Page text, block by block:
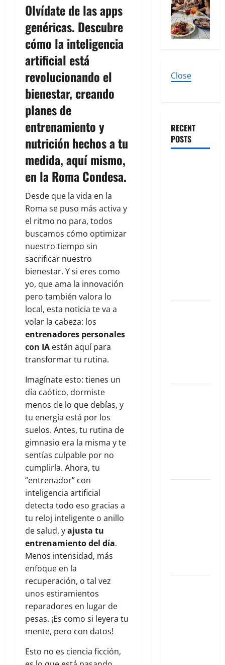
Olvídate de las apps
genéricas. Descubre
cómo la inteligencia
artificial está
revolucionando el
bienestar, creando
planes de
entrenamiento y
nutrición hechos a tu
medida, aquí mismo,
en la Roma Condesa.
Desde que la vida en la
Roma se puso más activa y
el ritmo no para, todos
buscamos cómo optimizar
nuestro tiempo sin
sacrificar nuestro
bienestar. Y si eres como
yo, que ama la innovación
pero también valora lo
local, esta noticia te va a
volar la cabeza: los
entrenadores personales
con IA están aquí para
transformar tu rutina.
Imagínate esto: tienes un
día caótico, dormiste
menos de lo que debías, y
tu energía está por los
suelos. Antes, tu rutina de
gimnasio era la misma y te
sentías culpable por no
cumplirla. Ahora, tu
“entrenador” con
inteligencia artificial
detecta todo eso gracias a
tu reloj inteligente o anillo
de salud, yajusta tu
entrenamiento del día.
Menos intensidad, más
enfoque en la
recuperación, o tal vez
unos estiramientos
reparadores en lugar de
pesas. ¡Es como si leyera tu
mente, pero con datos!
Esto no es ciencia ficción,
Close
RECENT
POSTS